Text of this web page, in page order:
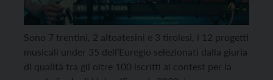
Sono 7 trentini, 2 altoatesini e 3 tirolesi, i 12 progetti
musicali under 35 dell’Euregio selezionati dalla giuria
di qualità tra gli oltre 100 iscritti al contest per la